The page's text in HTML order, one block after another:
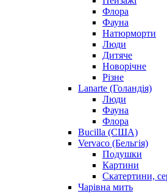
Флора
Фауна
Натюрморти
Люди
Дитяче
Новорічне
Різне
Lanarte (Голандія)
Люди
Фауна
Флора
Bucilla (США)
Vervaco (Бельгія)
Подушки
Картини
Скатертини,
Чарiвна мить